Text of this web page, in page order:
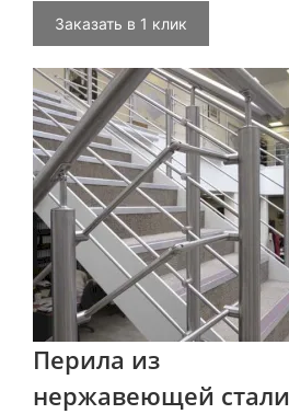
Заказать в 1 клик
Перила из
нержавеющей стали